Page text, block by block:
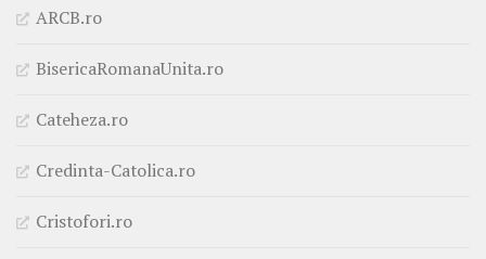
ARCB.ro
BisericaRomanaUnita.ro
Cateheza.ro
Credinta-Catolica.ro
Cristofori.ro